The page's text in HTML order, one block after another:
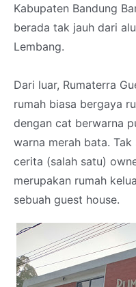
Kabupaten Bandung
berada tak jauh dari
Lembang.
Dari luar, Rumaterra
rumah biasa bergaya
dengan cat berwarna
warna merah bata.
cerita (salah satu)
merupakan rumah
sebuah guest house.